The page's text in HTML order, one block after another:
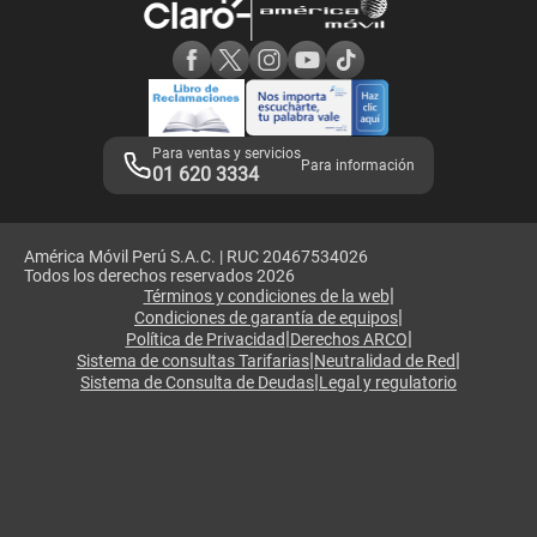
Adquirientes iPhone 6, 6S y SE
Mensaje de Seguridad
Términos y Condiciones de Tienda Claro
Libro de Reclamaciones
Legales de marketplace
Para ventas y servicios
01 620 3334 Para información
América Móvil Perú S.A.C. | RUC 20467534026
Todos los derechos reservados 2026
Términos y condiciones de la web|
Condiciones de garantía de equipos|
Política de Privacidad|Derechos ARCO|
Sistema de consultas Tarifarias|Neutralidad de Red|
Sistema de Consulta de Deudas|Legal y regulatorio